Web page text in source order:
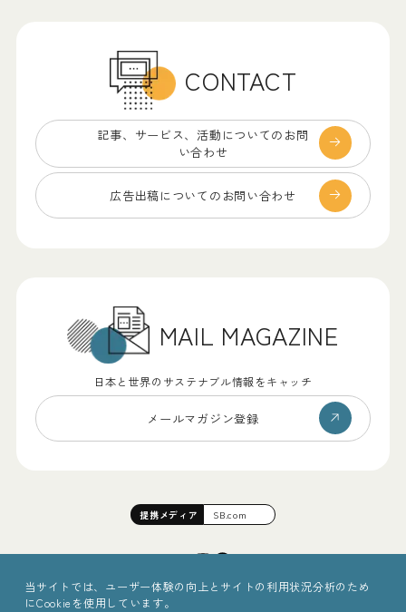
CONTACT
記事、サービス、 活動についてのお問
い合わせ
広告出稿についての お問い合わせ
MAIL MAGAZINE
日本と世界のサステナブル情報をキャッチ
メールマガジン登録
提携メディア SB.com
当サイトでは、ユーザー体験の向上とサイトの利用状況分析のため
にCookieを使用しています。